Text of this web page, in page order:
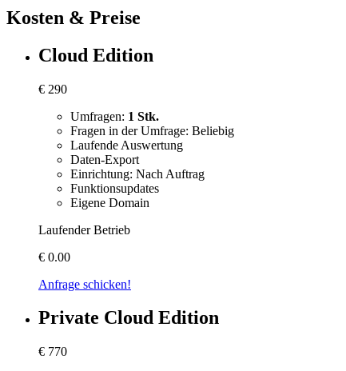
Kosten & Preise
Cloud Edition
€ 290
Umfragen: 1 Stk.
Fragen in der Umfrage: Beliebig
Laufende Auswertung
Daten-Export
Einrichtung: Nach Auftrag
Funktionsupdates
Eigene Domain
Laufender Betrieb
€ 0.00
Anfrage schicken!
Private Cloud Edition
€ 770